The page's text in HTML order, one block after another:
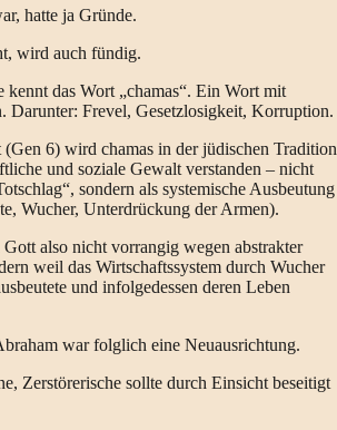
hatte ja Gründe.
wird auch fündig.
kennt das Wort „chamas“. Ein Wort mit
Darunter: Frevel, Gesetzlosigkeit, Korruption.
6) wird chamas in der jüdischen Tradition
und soziale Gewalt verstanden – nicht
sondern als systemische Ausbeutung
Wucher, Unterdrückung der Armen).
also nicht vorrangig wegen abstrakter
weil das Wirtschaftssystem durch Wucher
und infolgedessen deren Leben
war folglich eine Neuausrichtung.
Zerstörerische sollte durch Einsicht beseitigt